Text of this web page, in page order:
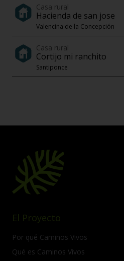
Casa rural
Hacienda de san jose
Valencina de la Concepción
Casa rural
Cortijo mi ranchito
Santiponce
El Proyecto
Por qué Caminos Vivos
Qué es Caminos Vivos